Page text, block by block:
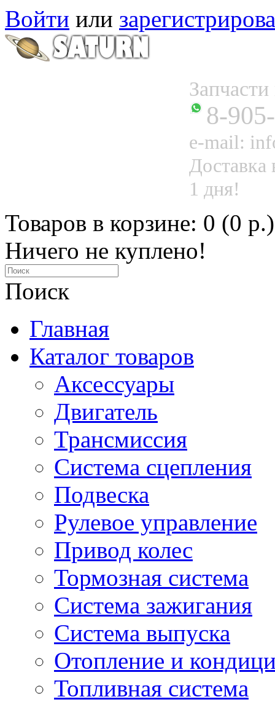
Войти или
8-
e-mail:
Доставка
1 дня!
Товаров в корзине: 0 (0 р.)
Ничего не куплено!
Поиск
Главная
Каталог товаров
Аксессуары
Двигатель
Трансмиссия
Система сцепления
Подвеска
Рулевое управление
Привод колес
Тормозная система
Система зажигания
Система выпуска
Отопление и
Топливная система